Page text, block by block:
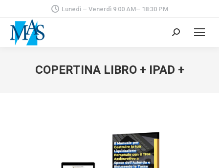
Lunedì – Venerdì 9:00 AM– 18:30 PM
Cerca:
COPERTINA LIBRO + IPAD +